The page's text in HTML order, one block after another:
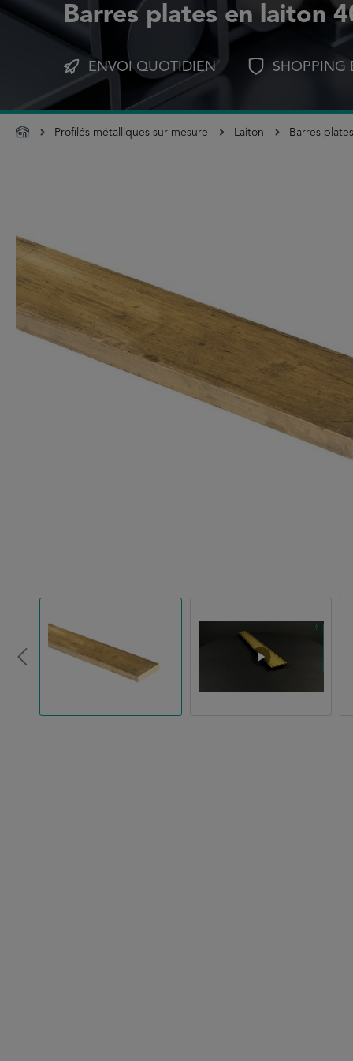
Barres plates en laiton
ENVOI QUOTIDIEN SHOPPING
Profilés métalliques sur mesure Laiton Barres plates